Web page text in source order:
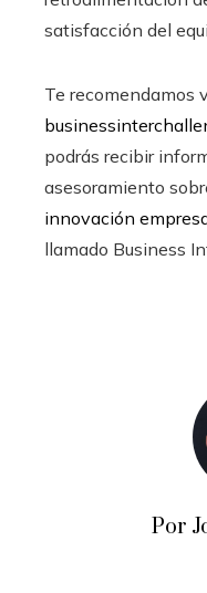
satisfacción del
Te recomendamos
podrás recibir
asesoramiento
innovación
llamado Business
Por